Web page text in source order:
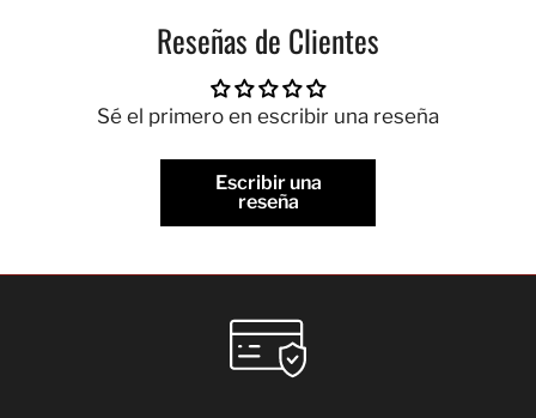
Reseñas de Clientes
Sé el primero en escribir una reseña
Escribir una
reseña